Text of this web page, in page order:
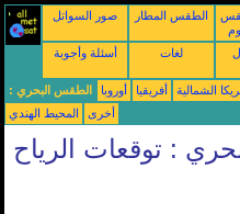
صور السواتل الطقس المطار
أسئلة وأجوبة لغات
الطقس البحري : أوروبا أفريقيا الشمالية
المحيط الهندي
أخرى
: توقعات الرياح